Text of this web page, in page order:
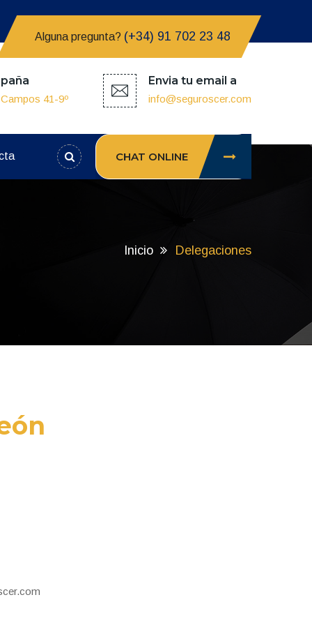
Alguna pregunta? (+34) 91 702 23 48
41-9º
Envia tu email a
info@seguroscer.com
CHAT ONLINE
Inicio Delegaciones